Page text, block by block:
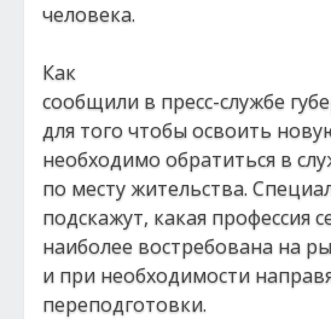
человека.
Как
сообщили в пресс-службе
для того чтобы освоить
необходимо обратиться в
по месту жительства.
подскажут, какая профессия
наиболее востребована на
и при необходимости
переподготовки.